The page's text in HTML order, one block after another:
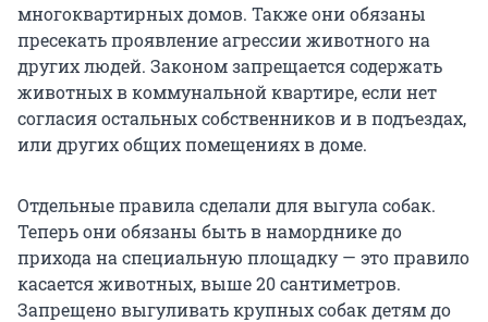
многоквартирных домов. Также они обязаны
пресекать проявление агрессии животного на
других людей. Законом запрещается содержать
животных в коммунальной квартире, если нет
согласия остальных собственников и в подъездах,
или других общих помещениях в доме.
Отдельные правила сделали для выгула собак.
Теперь они обязаны быть в наморднике до
прихода на специальную площадку — это правило
касается животных, выше 20 сантиметров.
Запрещено выгуливать крупных собак детям до